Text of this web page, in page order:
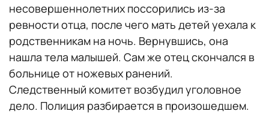
несовершеннолетних поссорились из-за
ревности отца, после чего мать детей уехала к
родственникам на ночь. Вернувшись, она
нашла тела малышей. Сам же отец скончался в
больнице от ножевых ранений.
Следственный комитет возбудил уголовное
дело. Полиция разбирается в произошедшем.